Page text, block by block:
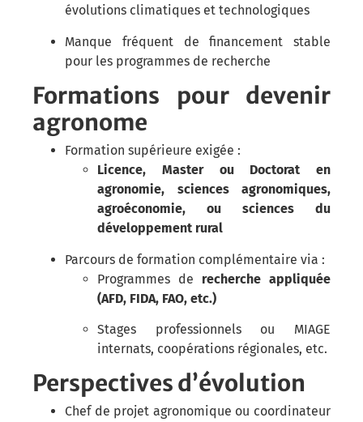
évolutions climatiques et technologiques
Manque fréquent de financement stable
pour les programmes de recherche
Formations pour devenir
agronome
Formation supérieure exigée :
Licence, Master ou Doctorat en
agronomie, sciences agronomiques,
agroéconomie, ou sciences du
développement rural
Parcours de formation complémentaire via :
Programmes de recherche appliquée
(AFD, FIDA, FAO, etc.)
Stages professionnels ou MIAGE
internats, coopérations régionales, etc.
Perspectives d’évolution
Chef de projet agronomique ou coordinateur